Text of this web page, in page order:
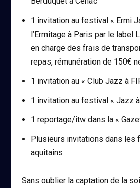
1 invitation au festival « Ermi
l’Ermitage à Paris par le label
en charge des frais de
repas, rémunération de 150€
1 invitation au « Club Jazz à
1 invitation au festival « Jazz à
1 reportage/itw dans la «
Plusieurs invitations dans les
aquitains
Sans oublier la captation de la